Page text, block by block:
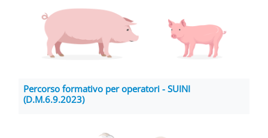
Percorso formativo per operatori - SUINI
(D.M.6.9.2023)